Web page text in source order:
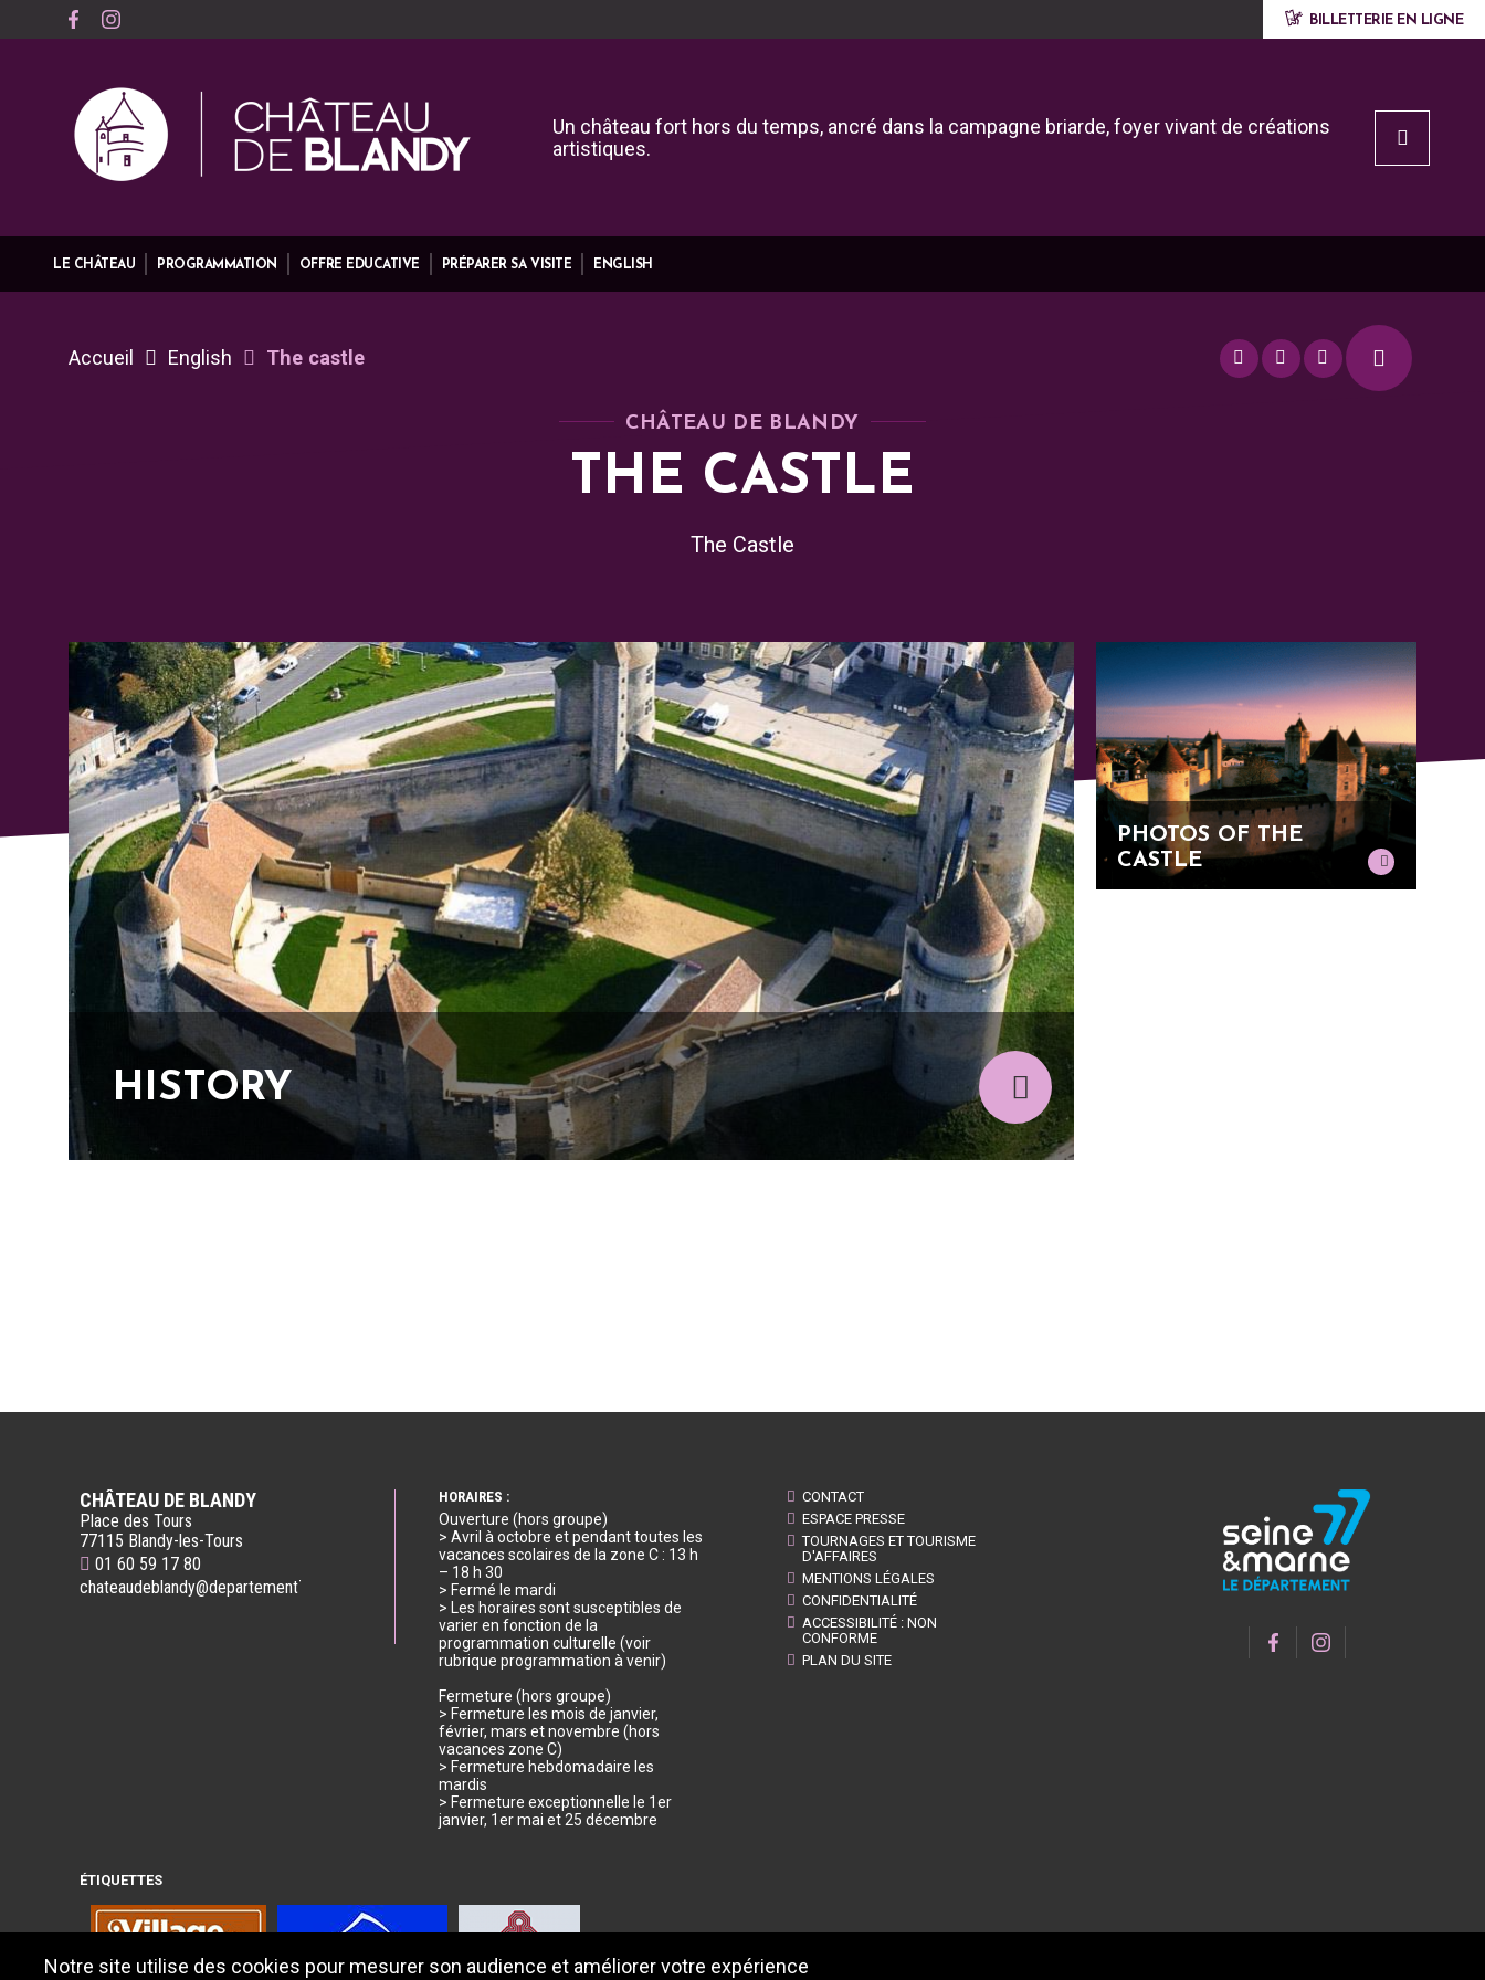
BILLETTERIE EN LIGNE
LE CHÂTEAU PROGRAMMATION OFFRE EDUCATIVE PRÉPARER SA VISITE ENGLISH
Un château fort hors du temps, ancré dans la campagne briarde, foyer vivant de créations
artistiques.
Accueil English The castle
CHÂTEAU DE BLANDY
THE CASTLE
The Castle
HISTORY
PHOTOS OF THE
CASTLE
CHÂTEAU DE BLANDY
Place des Tours
77115 Blandy-les-Tours
01 60 59 17 80
chateaudeblandy@departement77.fr
HORAIRES :
Ouverture (hors groupe)
> Avril à octobre et pendant toutes les
vacances scolaires de la zone C : 13 h
– 18 h 30
> Fermé le mardi
> Les horaires sont susceptibles de
varier en fonction de la
programmation culturelle (voir
rubrique programmation à venir)
Fermeture (hors groupe)
> Fermeture les mois de janvier,
février, mars et novembre (hors
vacances zone C)
> Fermeture hebdomadaire les
mardis
> Fermeture exceptionnelle le 1er
janvier, 1er mai et 25 décembre
CONTACT
ESPACE PRESSE
TOURNAGES ET TOURISME
D'AFFAIRES
MENTIONS LÉGALES
CONFIDENTIALITÉ
ACCESSIBILITÉ : NON
CONFORME
PLAN DU SITE
ÉTIQUETTES
Notre site utilise des cookies pour mesurer son audience et améliorer votre expérience